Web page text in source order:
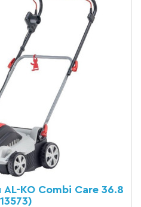
KO Combi Care 36.8